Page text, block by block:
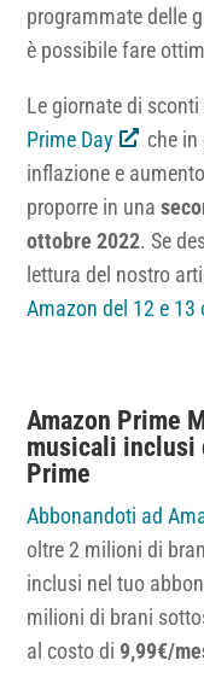
programmate delle
è possibile fare
Le giornate di
Prime Day
che
inflazione e
proporre in una
ottobre 2022. Se
lettura del nostro
Amazon del 12 e 13
Amazon Prime
musicali inclusi
Prime
Abbonandoti ad
oltre 2 milioni di
inclusi nel tuo
milioni di brani
al costo di9,99€/